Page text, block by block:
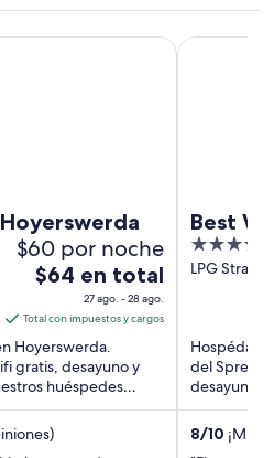
$60 por noche
El
precio
es
de
$64
en
total
por
$64 en total
27 ago. - 28 ago.
Total con impuestos y cargos
Hoyerswerda.
gratis, desayuno y
huéspedes
Best
4
out
LPG Straße 1
Hospédate
del Spree.
desayuno y
cerca de
8/10 ¡Muy
Best